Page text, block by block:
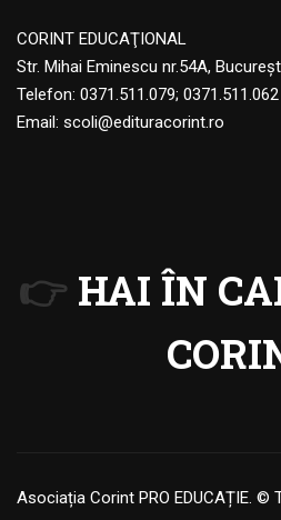
CORINT EDUCAŢIONAL
Str. Mihai Eminescu nr.54A,
Telefon: 0371.511.079; 0371.511.062
Email: scoli@edituracorint.ro
👉 HAI ÎN
Asociația Corint PRO EDUCAȚIE. ©